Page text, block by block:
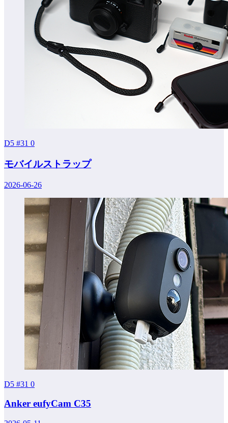
D5 #31 0
モバイルストラップ
2026-06-26
D5 #31 0
Anker eufyCam C35